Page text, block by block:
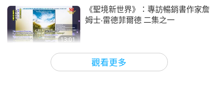
觀看更多
13:01
《聖境新世界》：專訪暢銷書作家詹
姆士‧雷德菲爾德 二集之一
2018-01-25